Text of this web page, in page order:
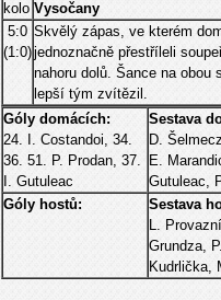
kolo Vysočany
5:0
(1:0)
Skvělý zápas, ve kterém
jednoznačně přestříleli
nahoru dolů. Šance na obou
lepší tým zvítězil.
Góly domácích:
24. I. Costandoi, 34.
36. 51. P. Prodan, 37.
I. Gutuleac
Sestava
D.
E.
Gutuleac,
Góly hostů:
Sestava
L.
Grundza,
Kudrlička,